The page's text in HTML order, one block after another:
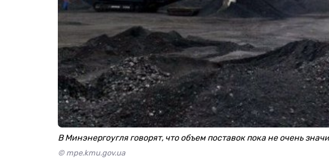
В Минэнергоугля говорят, что объем поставок пока не очень
© mpe.kmu.gov.ua